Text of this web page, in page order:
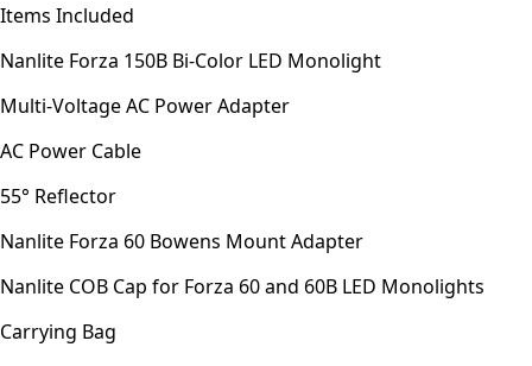
Items Included
Nanlite Forza 150B Bi-Color LED Monolight
Multi-Voltage AC Power Adapter
AC Power Cable
55° Reflector
Nanlite Forza 60 Bowens Mount Adapter
Nanlite COB Cap for Forza 60 and 60B LED Monolights
Carrying Bag